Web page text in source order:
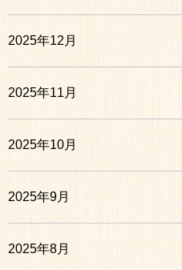
2025年12月
2025年11月
2025年10月
2025年9月
2025年8月